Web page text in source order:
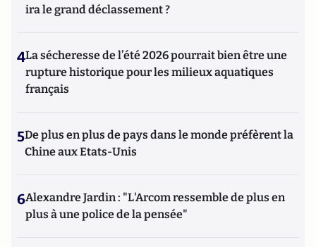
ira le grand déclassement ?
4La sécheresse de l’été 2026 pourrait bien être une
rupture historique pour les milieux aquatiques
français
5De plus en plus de pays dans le monde préfèrent la
Chine aux Etats-Unis
6Alexandre Jardin : "L'Arcom ressemble de plus en
plus à une police de la pensée"